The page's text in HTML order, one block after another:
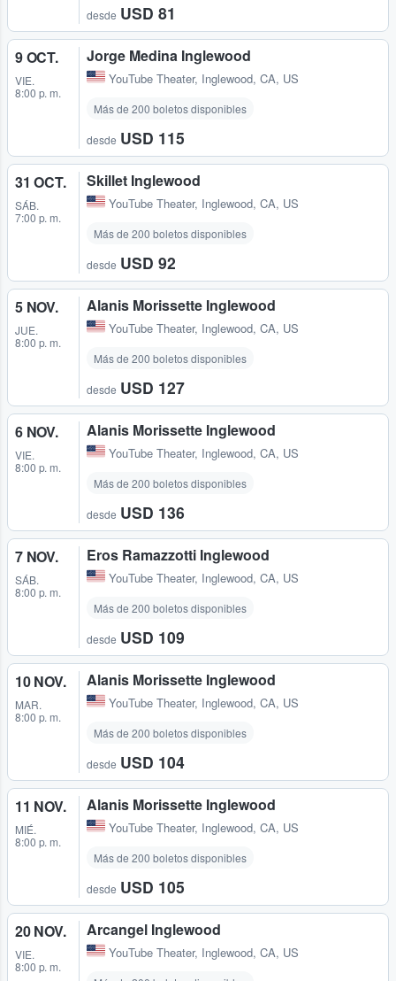
desde USD 81
9 OCT.
VIE.
8:00 p. m.
Jorge Medina Inglewood
YouTube Theater, Inglewood, CA, US
Más de 200 boletos disponibles
desde USD 115
31 OCT.
SÁB.
7:00 p. m.
Skillet Inglewood
YouTube Theater, Inglewood, CA, US
Más de 200 boletos disponibles
desde USD 92
5 NOV.
JUE.
8:00 p. m.
Alanis Morissette Inglewood
YouTube Theater, Inglewood, CA, US
Más de 200 boletos disponibles
desde USD 127
6 NOV.
VIE.
8:00 p. m.
Alanis Morissette Inglewood
YouTube Theater, Inglewood, CA, US
Más de 200 boletos disponibles
desde USD 136
7 NOV.
SÁB.
8:00 p. m.
Eros Ramazzotti Inglewood
YouTube Theater, Inglewood, CA, US
Más de 200 boletos disponibles
desde USD 109
10 NOV.
MAR.
8:00 p. m.
Alanis Morissette Inglewood
YouTube Theater, Inglewood, CA, US
Más de 200 boletos disponibles
desde USD 104
11 NOV.
MIÉ.
8:00 p. m.
Alanis Morissette Inglewood
YouTube Theater, Inglewood, CA, US
Más de 200 boletos disponibles
desde USD 105
20 NOV.
VIE.
8:00 p. m.
Arcangel Inglewood
YouTube Theater, Inglewood, CA, US